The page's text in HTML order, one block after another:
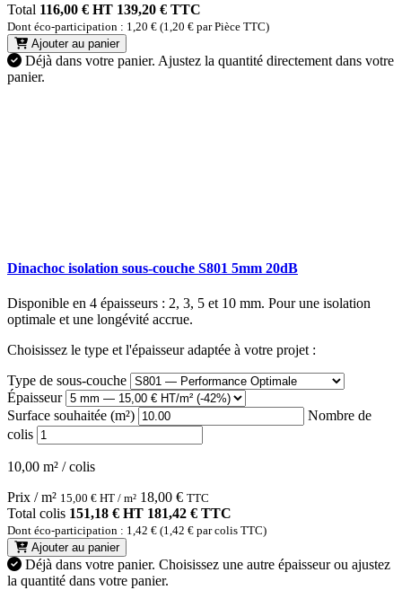
Total 116,00 € HT 139,20 € TTC
Dont éco-participation : 1,20 € (1,20 € par Pièce TTC)
Ajouter au panier
Déjà dans votre panier. Ajustez la quantité directement dans votre
panier.
Dinachoc isolation sous-couche S801 5mm 20dB
Disponible en 4 épaisseurs : 2, 3, 5 et 10 mm. Pour une isolation
optimale et une longévité accrue.
Choisissez le type et l'épaisseur adaptée à votre projet :
Type de sous-couche
Épaisseur
Surface souhaitée (m²)
Nombre de
colis
10,00 m² / colis
Prix / m² 15,00 € HT / m² 18,00 € TTC
Total colis 151,18 € HT 181,42 € TTC
Dont éco-participation : 1,42 € (1,42 € par colis TTC)
Ajouter au panier
Déjà dans votre panier. Choisissez une autre épaisseur ou ajustez
la quantité dans votre panier.